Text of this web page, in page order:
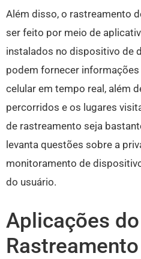
Além disso, o rastreamento
ser feito por meio de
instalados no dispositivo de
podem fornecer
celular em tempo real, além
percorridos e os lugares
de rastreamento seja
levanta questões sobre a
monitoramento de
do usuário.
Aplicações do